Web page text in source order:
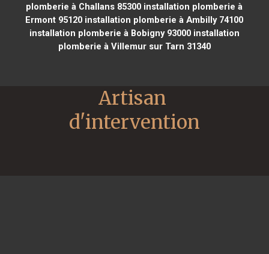
plomberie à Challans 85300 installation plomberie à
Ermont 95120 installation plomberie à Ambilly 74100
installation plomberie à Bobigny 93000installation
plomberie à Villemur sur Tarn 31340
Artisan
d'intervention